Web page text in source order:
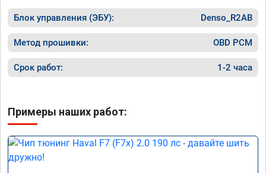
в работу. Знают своё дело. По времени 1,5
часа длилась процедура. Цена конечно
отличается от заявленной. Но результатом
я доволен. Машинка не едет, а летит прям.
Парням благодарность!!!!
Блок управления (ЭБУ): Denso_R2AB
Метод прошивки: OBD PCM
Срок работ: 1-2 часа
Примеры наших работ: